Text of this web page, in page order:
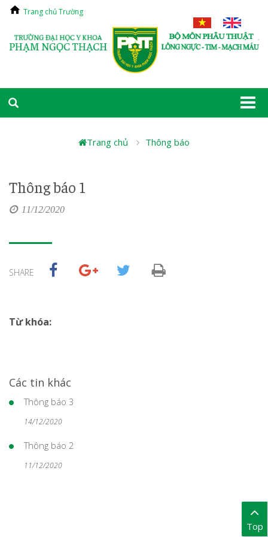
Trang chủ Trường
Trang chủ Thông báo
Thông báo 1
11/12/2020
SHARE
Từ khóa:
Các tin khác
Thông báo 3
14/12/2020
Thông báo 2
11/12/2020
Top